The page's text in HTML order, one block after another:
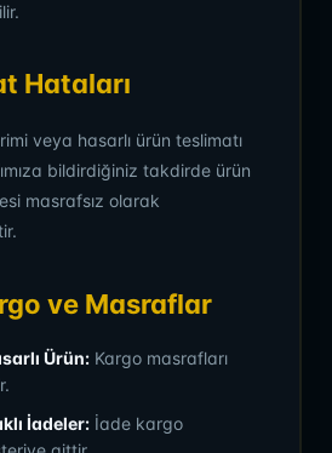
Hataları
veya hasarlı ürün teslimatı
bildirdiğiniz takdirde ürün
masrafsız olarak
ve Masraflar
Ürün: Kargo masrafları
İadeler: İade kargo